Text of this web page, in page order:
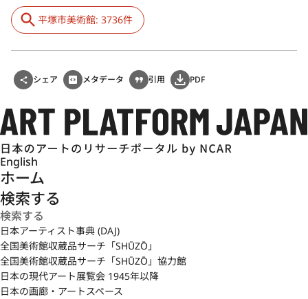
平塚市美術館: 3736件
シェア メタデータ 引用 PDF
English
ホーム
検索する
日本アーティスト事典 (DAJ)
全国美術館収蔵品サーチ「SHŪZŌ」
全国美術館収蔵品サーチ「SHŪZŌ」協力館
日本の現代アート展覧会 1945年以降
日本の画廊・アートスペース